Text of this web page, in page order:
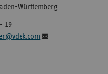
Württemberg
19